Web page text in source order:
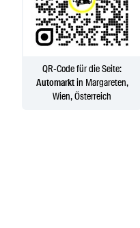
QR-Code für die Seite:
Automarktin Margareten,
Wien, Österreich